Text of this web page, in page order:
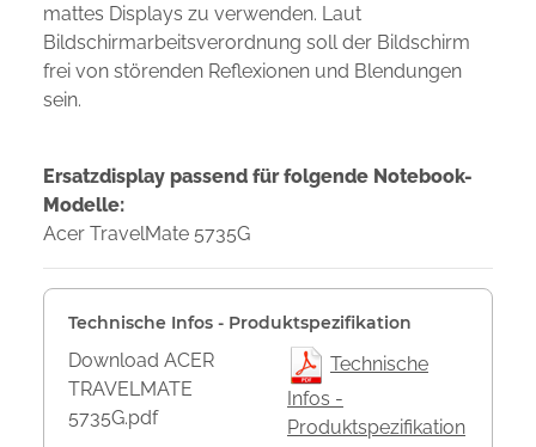
mattes Displays zu verwenden. Laut
Bildschirmarbeitsverordnung soll der Bildschirm
frei von störenden Reflexionen und Blendungen
sein.
Ersatzdisplay passend für folgende Notebook-
Modelle:
Acer TravelMate 5735G
Technische Infos - Produktspezifikation
Download ACER
TRAVELMATE
5735G.pdf
Technische
Infos -
Produktspezifikation